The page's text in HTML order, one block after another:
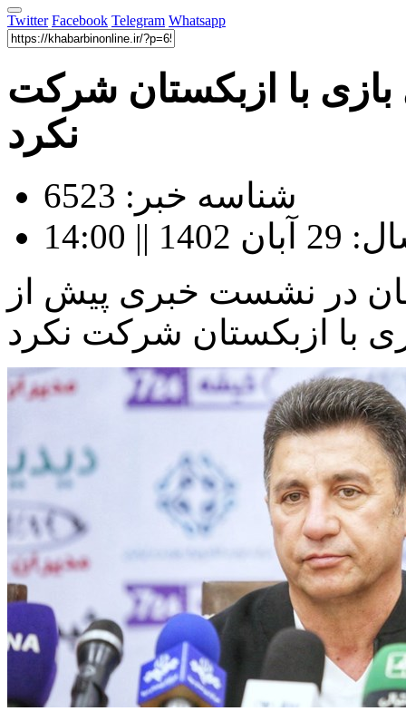
Twitter Facebook Telegram Whatsapp
با ازبکستان شرکت
نکرد
شناسه خبر: 6523
14:00
در نشست خبری پیش از